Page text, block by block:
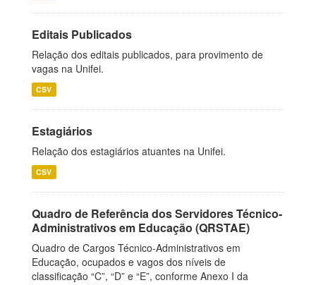
Editais Publicados
Relação dos editais publicados, para provimento de
vagas na Unifei.
CSV
Estagiários
Relação dos estagiários atuantes na Unifei.
CSV
Quadro de Referência dos Servidores Técnico-
Administrativos em Educação (QRSTAE)
Quadro de Cargos Técnico-Administrativos em
Educação, ocupados e vagos dos níveis de
classificação “C”, “D” e “E”, conforme Anexo I da